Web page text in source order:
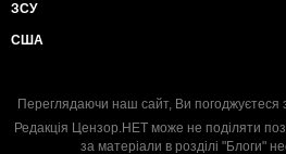
ЗСУ
США
Переглядаючи наш сайт, Ви погоджуєтеся
Редакція Цензор.НЕТ може не поділяти
за матеріали в розділі "Блоги"